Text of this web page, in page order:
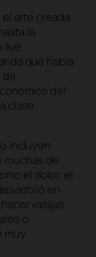
arte creada
la
fue
que había
de
del
clase
incluyen
muchas de
el dolor, el
en
vasijas
o
muy